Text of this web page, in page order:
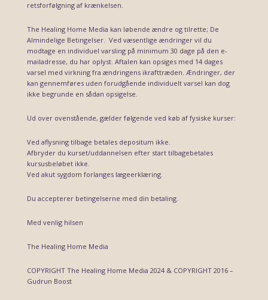
retsforfølgning af krænkelsen.
The Healing Home Media kan løbende ændre og tilrette; De
Almindelige Betingelser. Ved væsentlige ændringer vil du
modtage en individuel varsling på minimum 30 dage på den e-
mailadresse, du har oplyst. Aftalen kan opsiges med 14 dages
varsel med virkning fra ændringens ikrafttræden. Ændringer, der
kan gennemføres uden forudgående individuelt varsel kan dog
ikke begrunde en sådan opsigelse.
Ud over ovenstående, gælder følgende ved køb af fysiske kurser:
Ved aflysning tilbage betales depositum ikke.
Afbryder du kurset/uddannelsen efter start tilbagebetales
kursusbeløbet ikke.
Ved akut sygdom forlanges lægeerklæring.
Du accepterer betingelserne med din betaling.
Med venlig hilsen
The Healing Home Media
COPYRIGHT The Healing Home Media 2024 & COPYRIGHT 2016 –
Gudrun Boost